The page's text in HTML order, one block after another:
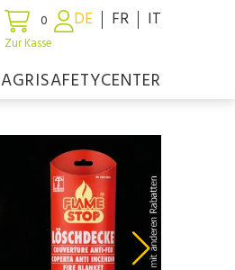
0
Zur Kasse
DE FR IT
AGRISAFETYCENTER